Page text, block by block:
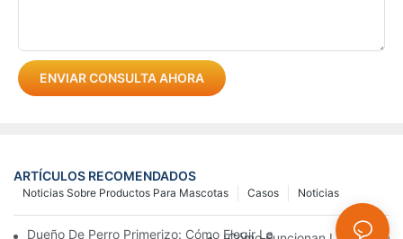
ENVIAR CONSULTA AHORA
ARTÍCULOS RECOMENDADOS
Noticias
Casos
Noticias Sobre Productos Para Mascotas
Dueño De Perro Primerizo: Cómo Elegir La Correa Y El Arnés